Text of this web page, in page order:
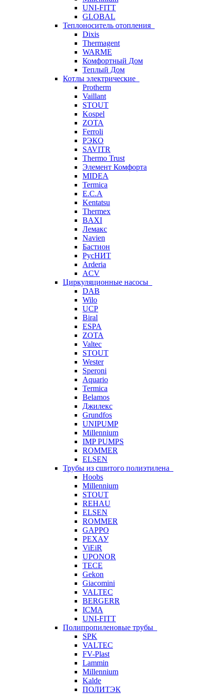
UNI-FITT
GLOBAL
Теплоноситель отопления
Dixis
Thermagent
WARME
Комфортный Дом
Теплый Дом
Котлы электрические
Protherm
Vaillant
STOUT
Kospel
ZOTA
Ferroli
РЭКО
SAVITR
Thermo Trust
Элемент Комфорта
MIDEA
Termica
E.C.A
Kentatsu
Thermex
BAXI
Лемакс
Navien
Бастион
РусНИТ
Arderia
ACV
Циркуляционные насосы
DAB
Wilo
UCP
Biral
ESPA
ZOTA
Valtec
STOUT
Wester
Speroni
Aquario
Termica
Belamos
Джилекс
Grundfos
UNIPUMP
Millennium
IMP PUMPS
ROMMER
ELSEN
Трубы из сшитого полиэтилена
Hoobs
Millennium
STOUT
REHAU
ELSEN
ROMMER
GAPPO
РЕХАУ
ViEiR
UPONOR
TECE
Gekon
Giacomini
VALTEC
BERGERR
ICMA
UNI-FITT
Полипропиленовые трубы
SPK
VALTEC
FV-Plast
Lammin
Millennium
Kalde
ПОЛИТЭК